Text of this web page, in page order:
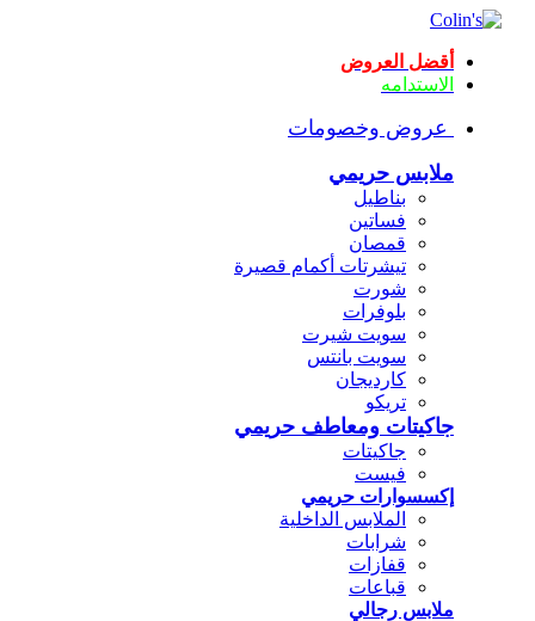
أقضل العروض
الاستدامه
عروض وخصومات
ملابس حريمي
بناطيل
فساتين
قمصان
تيشرتات أكمام قصيرة
شورت
بلوفرات
سويت شيرت
سويت بانتس
كارديجان
تريكو
جاكيتات ومعاطف حريمي
جاكيتات
فيست
إكسسوارات حريمي
الملابس الداخلية
شرابات
قفازات
قباعات
ملابس رجالي